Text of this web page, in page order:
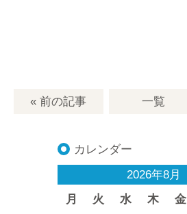
« 前の記事 一覧
カレンダー
2026年8月
月
火 水 木 金